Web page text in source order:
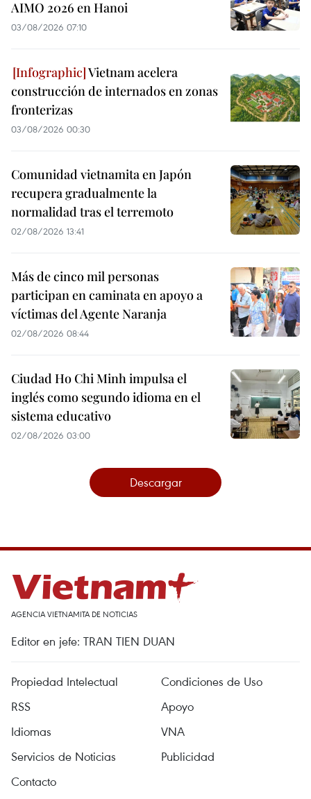
AIMO 2026 en Hanoi
03/08/2026 07:10
Vietnam acelera
construcción de internados en zonas
fronterizas
03/08/2026 00:30
Comunidad vietnamita en Japón
recupera gradualmente la
normalidad tras el terremoto
02/08/2026 13:41
Más de cinco mil personas
participan en caminata en apoyo a
víctimas del Agente Naranja
02/08/2026 08:44
Ciudad Ho Chi Minh impulsa el
inglés como segundo idioma en el
sistema educativo
02/08/2026 03:00
Descargar
AGENCIA VIETNAMITA DE NOTICIAS
Editor en jefe: TRAN TIEN DUAN
Propiedad Intelectual
Condiciones de Uso
RSS
Apoyo
Idiomas
VNA
Servicios de Noticias
Publicidad
Contacto